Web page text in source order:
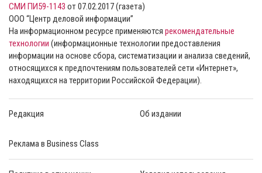
СМИ ПИ59-1143 от 07.02.2017 (газета)
ООО “Центр деловой информации”
На информационном ресурсе применяются рекомендательные
технологии (информационные технологии предоставления
информации на основе сбора, систематизации и анализа сведений,
относящихся к предпочтениям пользователей сети «Интернет»,
находящихся на территории Российской Федерации).
Редакция Об издании
Реклама в Business Class